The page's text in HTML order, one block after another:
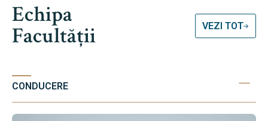
Echipa
Facultății VEZI TOT
CONDUCERE